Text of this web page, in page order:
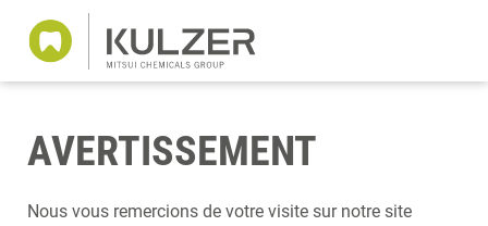
AVERTISSEMENT
Nous vous remercions de votre visite sur notre site